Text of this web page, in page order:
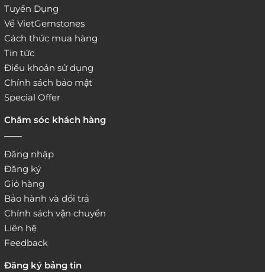
Tuyển Dụng
Về VietGemstones
Cách thức mua hàng
Tin tức
Điều khoản sử dụng
Chính sách bảo mật
Special Offer
Chăm sóc khách hàng
Đăng nhập
Đăng ký
Giỏ hàng
Bảo hành và đổi trả
Chính sách vận chuyển
Liên hệ
Feedback
Đăng ký bảng tin